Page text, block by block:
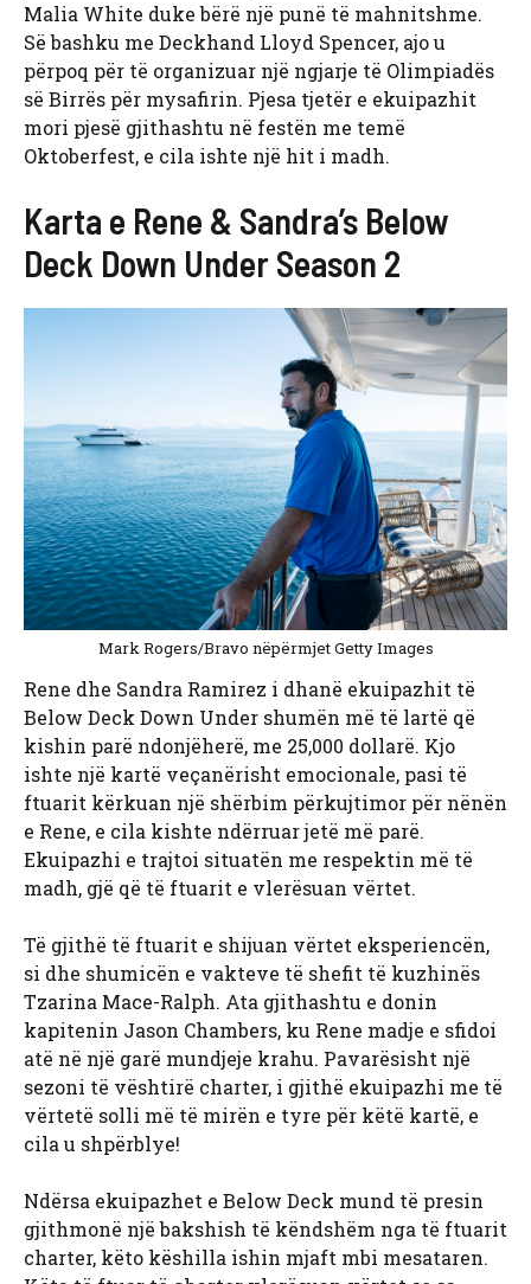
Malia White duke bërë një punë të mahnitshme.
Së bashku me Deckhand Lloyd Spencer, ajo u
përpoq për të organizuar një ngjarje të Olimpiadës
së Birrës për mysafirin. Pjesa tjetër e ekuipazhit
mori pjesë gjithashtu në festën me temë
Oktoberfest, e cila ishte një hit i madh.
Karta e Rene & Sandra’s Below
Deck Down Under Season 2
Mark Rogers/Bravo nëpërmjet Getty Images
Rene dhe Sandra Ramirez i dhanë ekuipazhit të
Below Deck Down Under shumën më të lartë që
kishin parë ndonjëherë, me 25,000 dollarë. Kjo
ishte një kartë veçanërisht emocionale, pasi të
ftuarit kërkuan një shërbim përkujtimor për nënën
e Rene, e cila kishte ndërruar jetë më parë.
Ekuipazhi e trajtoi situatën me respektin më të
madh, gjë që të ftuarit e vlerësuan vërtet.
Të gjithë të ftuarit e shijuan vërtet eksperiencën,
si dhe shumicën e vakteve të shefit të kuzhinës
Tzarina Mace-Ralph. Ata gjithashtu e donin
kapitenin Jason Chambers, ku Rene madje e sfidoi
atë në një garë mundjeje krahu. Pavarësisht një
sezoni të vështirë charter, i gjithë ekuipazhi me të
vërtetë solli më të mirën e tyre për këtë kartë, e
cila u shpërblye!
Ndërsa ekuipazhet e Below Deck mund të presin
gjithmonë një bakshish të këndshëm nga të ftuarit
charter, këto këshilla ishin mjaft mbi mesataren.